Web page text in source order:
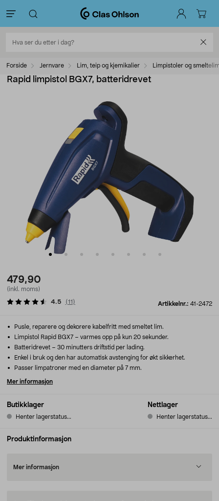
Forside Jernvare Lim, teip og kjemikalier Limpistoler og
Rapid limpistol BGX7, batteridrevet
479,90
(inkl. moms)
Artikkelnr.: 41-2472
4.5 (11 )
Butikklager
Henter lagerstatus...
Nettlager
Henter lagerstatus...
Pusle, reparere og dekorere kabelfritt med smeltet lim.
Limpistol Rapid BGX7 – varmes opp på kun 20 sekunder.
Batteridrevet – 30 minutters driftstid per lading.
Enkel i bruk og den har automatisk avstenging for økt sikkerhet.
Passer limpatroner med en diameter på 7 mm.
Mer informasjon
Produktinformasjon
Mer informasjon